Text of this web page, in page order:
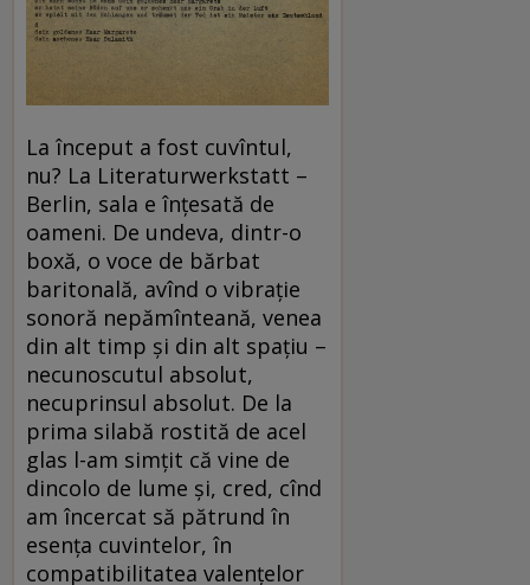
La început a fost cuvîntul,
nu? La Literaturwerkstatt –
Berlin, sala e înțesată de
oameni. De undeva, dintr-o
boxă, o voce de bărbat
baritonală, avînd o vibrație
sonoră nepămînteană, venea
din alt timp și din alt spațiu –
necunoscutul absolut,
necuprinsul absolut. De la
prima silabă rostită de acel
glas l-am simțit că vine de
dincolo de lume și, cred, cînd
am încercat să pătrund în
esența cuvintelor, în
compatibilitatea valențelor